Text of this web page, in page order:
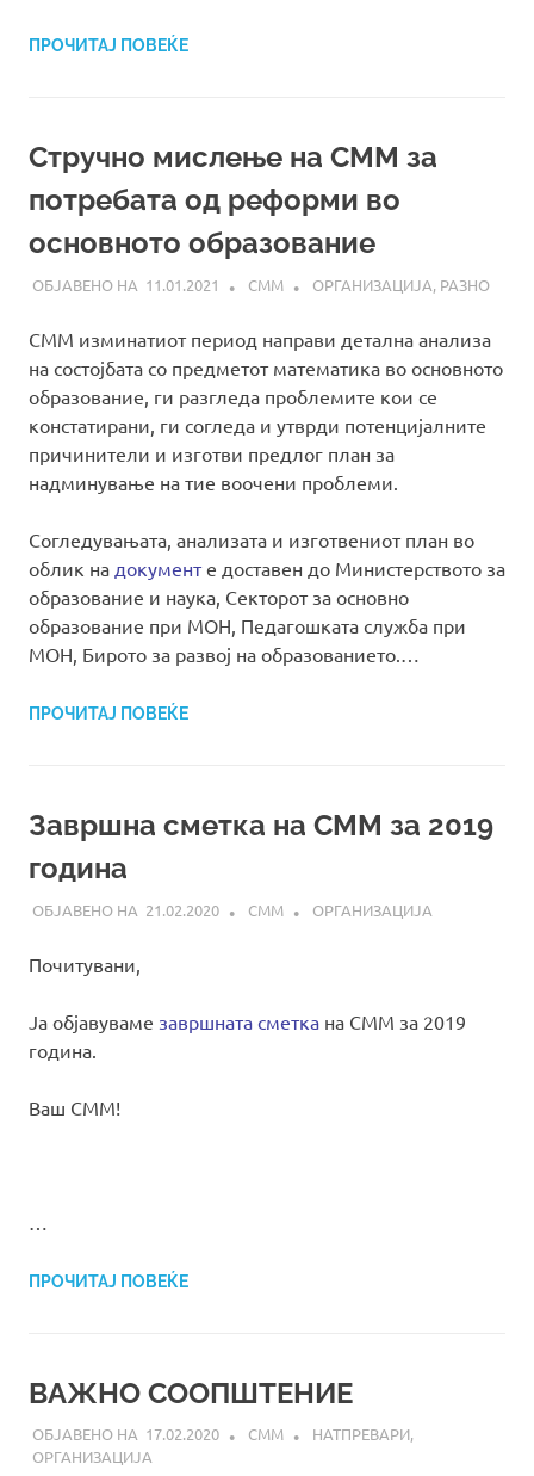
ПРОЧИТАЈ ПОВЕЌЕ
Стручно мислење на СММ за
потребата од реформи во
основното образование
11.01.2021 СММ ОРГАНИЗАЦИЈА, РАЗНО
СММ изминатиот период направи детална анализа
на состојбата со предметот математика во основното
образование, ги разгледа проблемите кои се
констатирани, ги согледа и утврди потенцијалните
причинители и изготви предлог план за
надминување на тие воочени проблеми.
Согледувањата, анализата и изготвениот план во
облик на документе доставен до Министерството за
образование и наука, Секторот за основно
образование при МОН, Педагошката служба при
МОН, Бирото за развој на образованието.…
ПРОЧИТАЈ ПОВЕЌЕ
Завршна сметка на СММ за 2019
година
21.02.2020 СММ ОРГАНИЗАЦИЈА
Почитувани,
Ја објавуваме завршната сметка на СММ за 2019
година.
Ваш СММ!
ПРОЧИТАЈ ПОВЕЌЕ
ВАЖНО СООПШТЕНИЕ
17.02.2020 СММ НАТПРЕВАРИ,
ОРГАНИЗАЦИЈА